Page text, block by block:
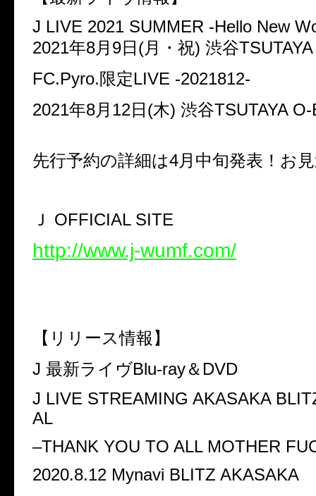
J LIVE 2021 SUMMER -Hello New
2021年8月9日(月・祝) 渋谷
FC.Pyro.限定LIVE -2021812-
2021年8月12日(木) 渋谷TSUTAYA
先行予約の詳細は4月中旬発表！お
Ｊ OFFICIAL SITE
http://www.j-wumf.com/
【リリース情報】
J 最新ライヴBlu-ray＆DVD
J LIVE STREAMING AKASAKA
AL
–THANK YOU TO ALL MOTHER
2020.8.12 Mynavi BLITZ AKASAKA